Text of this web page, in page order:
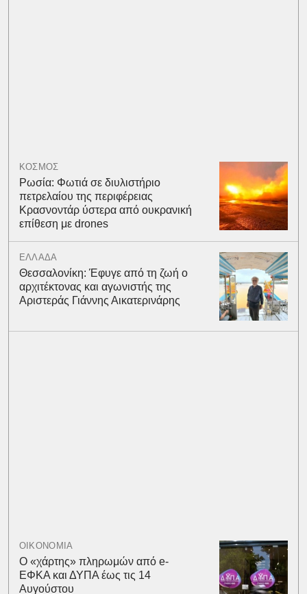
ΚΟΣΜΟΣ
Ρωσία: Φωτιά σε διυλιστήριο
πετρελαίου της περιφέρειας
Κρασνοντάρ ύστερα από ουκρανική
επίθεση με drones
ΕΛΛΑΔΑ
Θεσσαλονίκη: Έφυγε από τη ζωή ο
αρχιτέκτονας και αγωνιστής της
Αριστεράς Γιάννης Αικατερινάρης
ΟΙΚΟΝΟΜΙΑ
Ο «χάρτης» πληρωμών από e-
ΕΦΚΑ και ΔΥΠΑ έως τις 14
Αυγούστου